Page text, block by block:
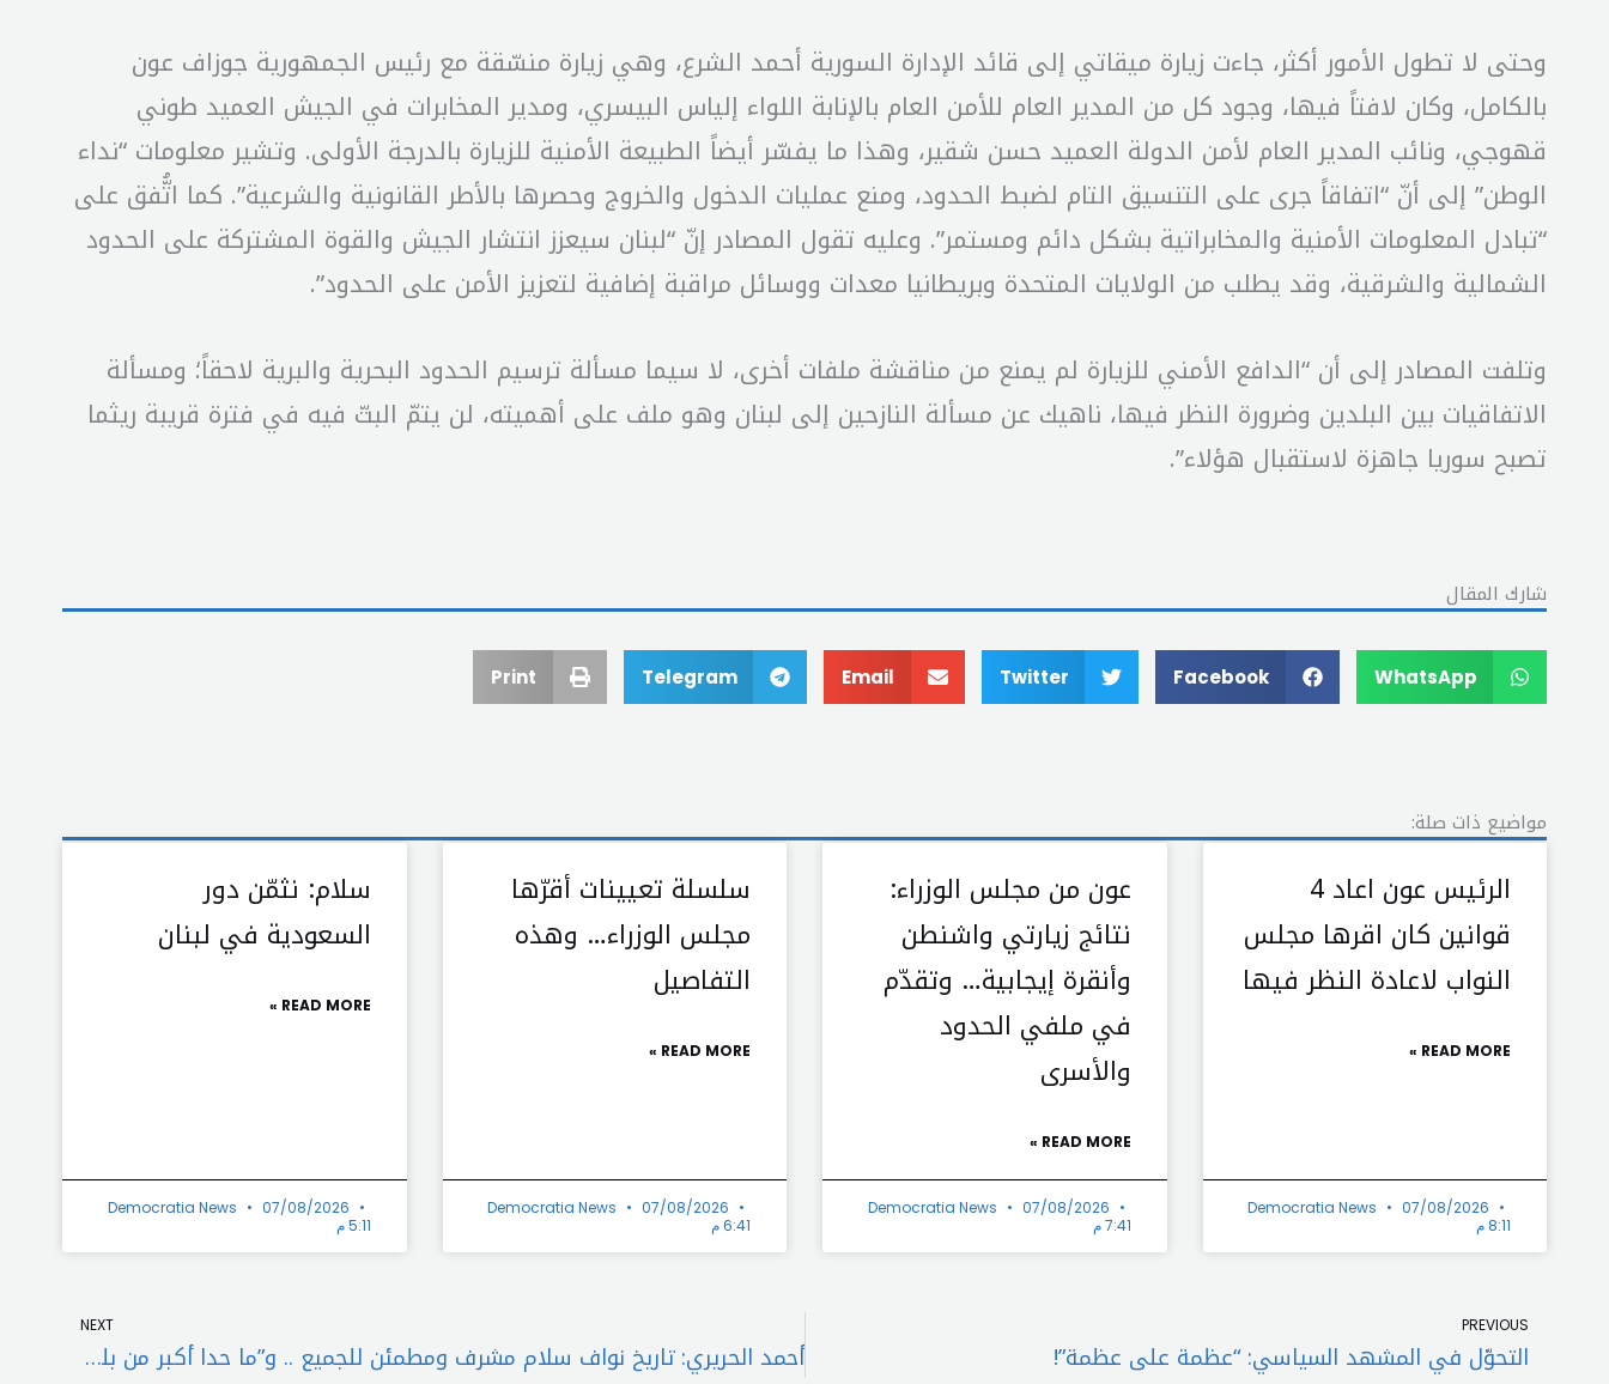
وحتى لا تطول الأمور أكثر، جاءت زيارة ميقاتي إلى قائد الإدارة السورية أحمد الشرع، وهي زيارة منسّقة مع رئيس الجمهورية جوزاف عون
بالكامل، وكان لافتاً فيها، وجود كل من المدير العام للأمن العام بالإنابة اللواء إلياس البيسري، ومدير المخابرات في الجيش العميد طوني
قهوجي، ونائب المدير العام لأمن الدولة العميد حسن شقير، وهذا ما يفسّر أيضاً الطبيعة الأمنية للزيارة بالدرجة الأولى. وتشير معلومات “نداء
الوطن” إلى أنّ “اتفاقاً جرى على التنسيق التام لضبط الحدود، ومنع عمليات الدخول والخروج وحصرها بالأطر القانونية والشرعية”. كما اتُّفق على
“تبادل المعلومات الأمنية والمخابراتية بشكل دائم ومستمر”. وعليه تقول المصادر إنّ “لبنان سيعزز انتشار الجيش والقوة المشتركة على الحدود
الشمالية والشرقية، وقد يطلب من الولايات المتحدة وبريطانيا معدات ووسائل مراقبة إضافية لتعزيز الأمن على الحدود”.
وتلفت المصادر إلى أن “الدافع الأمني للزيارة لم يمنع من مناقشة ملفات أخرى، لا سيما مسألة ترسيم الحدود البحرية والبرية لاحقاً؛ ومسألة
الاتفاقيات بين البلدين وضرورة النظر فيها، ناهيك عن مسألة النازحين إلى لبنان وهو ملف على أهميته، لن يتمّ البتّ فيه في فترة قريبة ريثما
تصبح سوريا جاهزة لاستقبال هؤلاء”.
شارك المقال
WhatsApp
Facebook
Twitter
Email
Telegram
Print
مواضيع ذات صلة:
الرئيس عون اعاد 4
قوانين كان اقرها مجلس
النواب لاعادة النظر فيها
READ MORE »
Democratia News
07/08/2026
8:11 م
عون من مجلس الوزراء:
نتائج زيارتي واشنطن
وأنقرة إيجابية… وتقدّم
في ملفي الحدود
والأسرى
READ MORE »
Democratia News
07/08/2026
7:41 م
سلسلة تعيينات أقرّها
مجلس الوزراء… وهذه
التفاصيل
READ MORE »
Democratia News
07/08/2026
6:41 م
سلام: نثمّن دور
السعودية في لبنان
READ MORE »
Democratia News
07/08/2026
5:11 م
PREVIOUS
التحوّل في المشهد السياسي: “عظمة على عظمة”!
NEXT
أحمد الحريري: تاريخ نواف سلام مشرف ومطمئن للجميع .. و”ما حدا أكبر من بلده”